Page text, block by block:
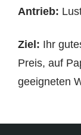
Antrieb:
Ziel: Ihr
Preis, auf
geeigneten